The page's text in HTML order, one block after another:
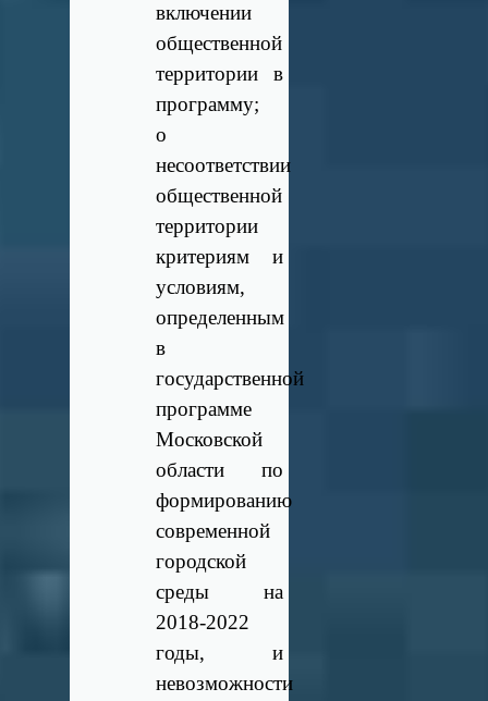
включении
общественной
территории в
программу;
о
несоответствии
общественной
территории
критериям и
условиям,
определенным
в
государственной
программе
Московской
области по
формированию
современной
городской
среды на
2018-2022
годы, и
невозможности